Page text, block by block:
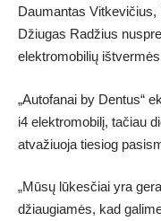
Daumantas
Džiugas Radžius
elektromobilių
„Autofanai by Dentus“
i4 elektromobilį, tačiau
atvažiuoja tiesiog
„Mūsų lūkesčiai yra
džiaugiamės, kad